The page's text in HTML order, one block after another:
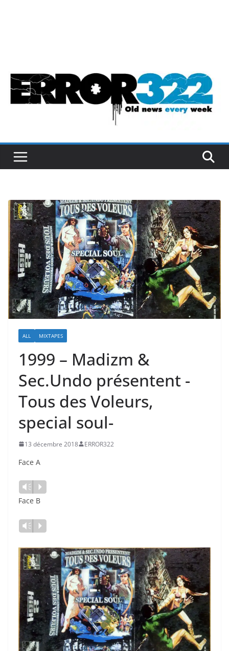
ALL MIXTAPES
1999 – Madizm &
Sec.Undo présentent -
Tous des Voleurs,
special soul-
13 décembre 2018 ERROR322
Face A
Vm P
Face B
Vm P